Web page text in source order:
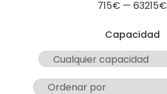
715€ — 63215€
Capacidad